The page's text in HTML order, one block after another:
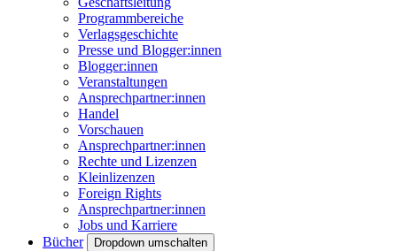
Programmbereiche
Verlagsgeschichte
Presse und Blogger:innen
Blogger:innen
Veranstaltungen
Ansprechpartner:innen
Handel
Vorschauen
Ansprechpartner:innen
Rechte und Lizenzen
Kleinlizenzen
Foreign Rights
Ansprechpartner:innen
Jobs und Karriere
Bücher
Dropdown umschalten